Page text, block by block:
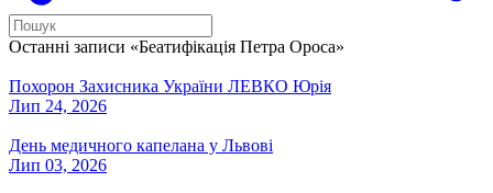
Останні записи «Беатифікація Петра Ороса»
Похорон Захисника України ЛЕВКО Юрія
Лип 24, 2026
День медичного капелана у Львові
Лип 03, 2026